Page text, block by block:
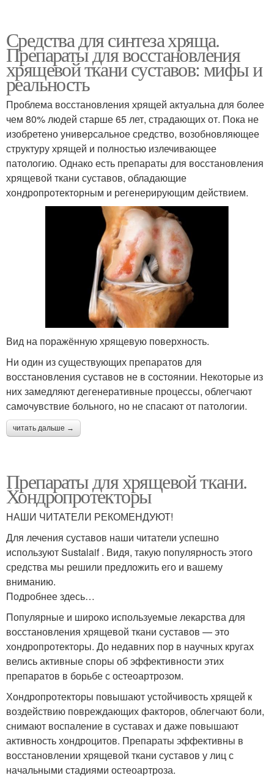
Средства для синтеза хряща.
Препараты для восстановления
хрящевой ткани суставов: мифы и
реальность
Проблема восстановления хрящей актуальна для более
чем 80% людей старше 65 лет, страдающих от. Пока не
изобретено универсальное средство, возобновляющее
структуру хрящей и полностью излечивающее
патологию. Однако есть препараты для восстановления
хрящевой ткани суставов, обладающие
хондропротекторным и регенерирующим действием.
Вид на поражённую хрящевую поверхность.
Ни один из существующих препаратов для
восстановления суставов не в состоянии. Некоторые из
них замедляют дегенеративные процессы, облегчают
самочувствие больного, но не спасают от патологии.
читать дальше →
Препараты для хрящевой ткани.
Хондропротекторы
НАШИ ЧИТАТЕЛИ РЕКОМЕНДУЮТ!
Для лечения суставов наши читатели успешно
используют Sustalaif . Видя, такую популярность этого
средства мы решили предложить его и вашему
вниманию.
Подробнее здесь…
Популярные и широко используемые лекарства для
восстановления хрящевой ткани суставов — это
хондропротекторы. До недавних пор в научных кругах
велись активные споры об эффективности этих
препаратов в борьбе с остеоартрозом.
Хондропротекторы повышают устойчивость хрящей к
воздействию повреждающих факторов, облегчают боли,
снимают воспаление в суставах и даже повышают
активность хондроцитов. Препараты эффективны в
восстановлении хрящевой ткани суставов у лиц с
начальными стадиями остеоартроза.